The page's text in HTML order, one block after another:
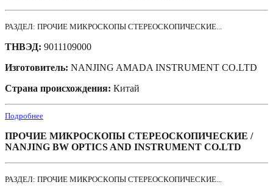
РАЗДЕЛ: ПРОЧИЕ МИКРОСКОПЫ СТЕРЕОСКОПИЧЕСКИЕ...
ТНВЭД: 9011109000
Изготовитель: NANJING AMADA INSTRUMENT CO.LTD
Страна происхождения: Китай
Подробнее
ПРОЧИЕ МИКРОСКОПЫ СТЕРЕОСКОПИЧЕСКИЕ /
NANJING BW OPTICS AND INSTRUMENT CO.LTD
РАЗДЕЛ: ПРОЧИЕ МИКРОСКОПЫ СТЕРЕОСКОПИЧЕСКИЕ...